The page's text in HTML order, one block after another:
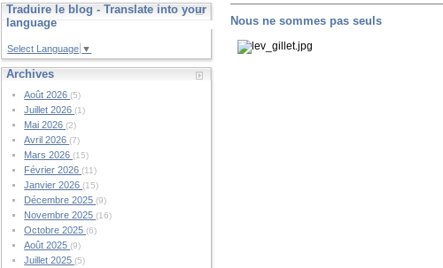
Traduire le blog - Translate into your
language
Select Language ▼
Archives
Août 2026(5)
Juillet 2026(1)
Mai 2026(2)
Avril 2026(7)
Mars 2026(15)
Février 2026(11)
Janvier 2026(15)
Décembre 2025(9)
Novembre 2025(16)
Octobre 2025(6)
Août 2025(9)
Juillet 2025(5)
Nous ne sommes pas seuls